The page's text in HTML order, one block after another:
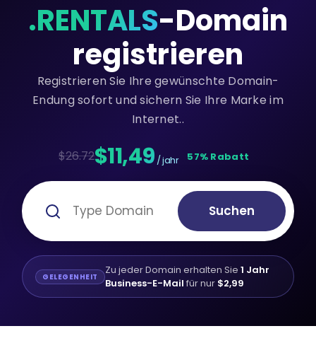
.RENTALS-Domain
registrieren
Registrieren Sie Ihre gewünschte Domain-
Endung sofort und sichern Sie Ihre Marke im
Internet..
$26.72$11,49 / jahr 57% Rabatt
Suchen
GELEGENHEIT Zu jeder Domain erhalten Sie 1 Jahr
Business-E-Mail für nur $2,99